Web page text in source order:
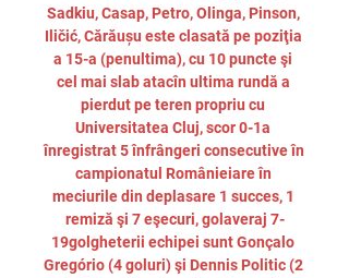
Sadkiu, Casap, Petro, Olinga, Pinson,
Iličić, Cărăușu este clasată pe poziţia
a 15-a (penultima), cu 10 puncte şi
cel mai slab atacîn ultima rundă a
pierdut pe teren propriu cu
Universitatea Cluj, scor 0-1a
înregistrat 5 înfrângeri consecutive în
campionatul Românieiare în
meciurile din deplasare 1 succes, 1
remiză şi 7 eşecuri, golaveraj 7-
19golgheterii echipei sunt Gonçalo
Gregório (4 goluri) şi Dennis Politic (2